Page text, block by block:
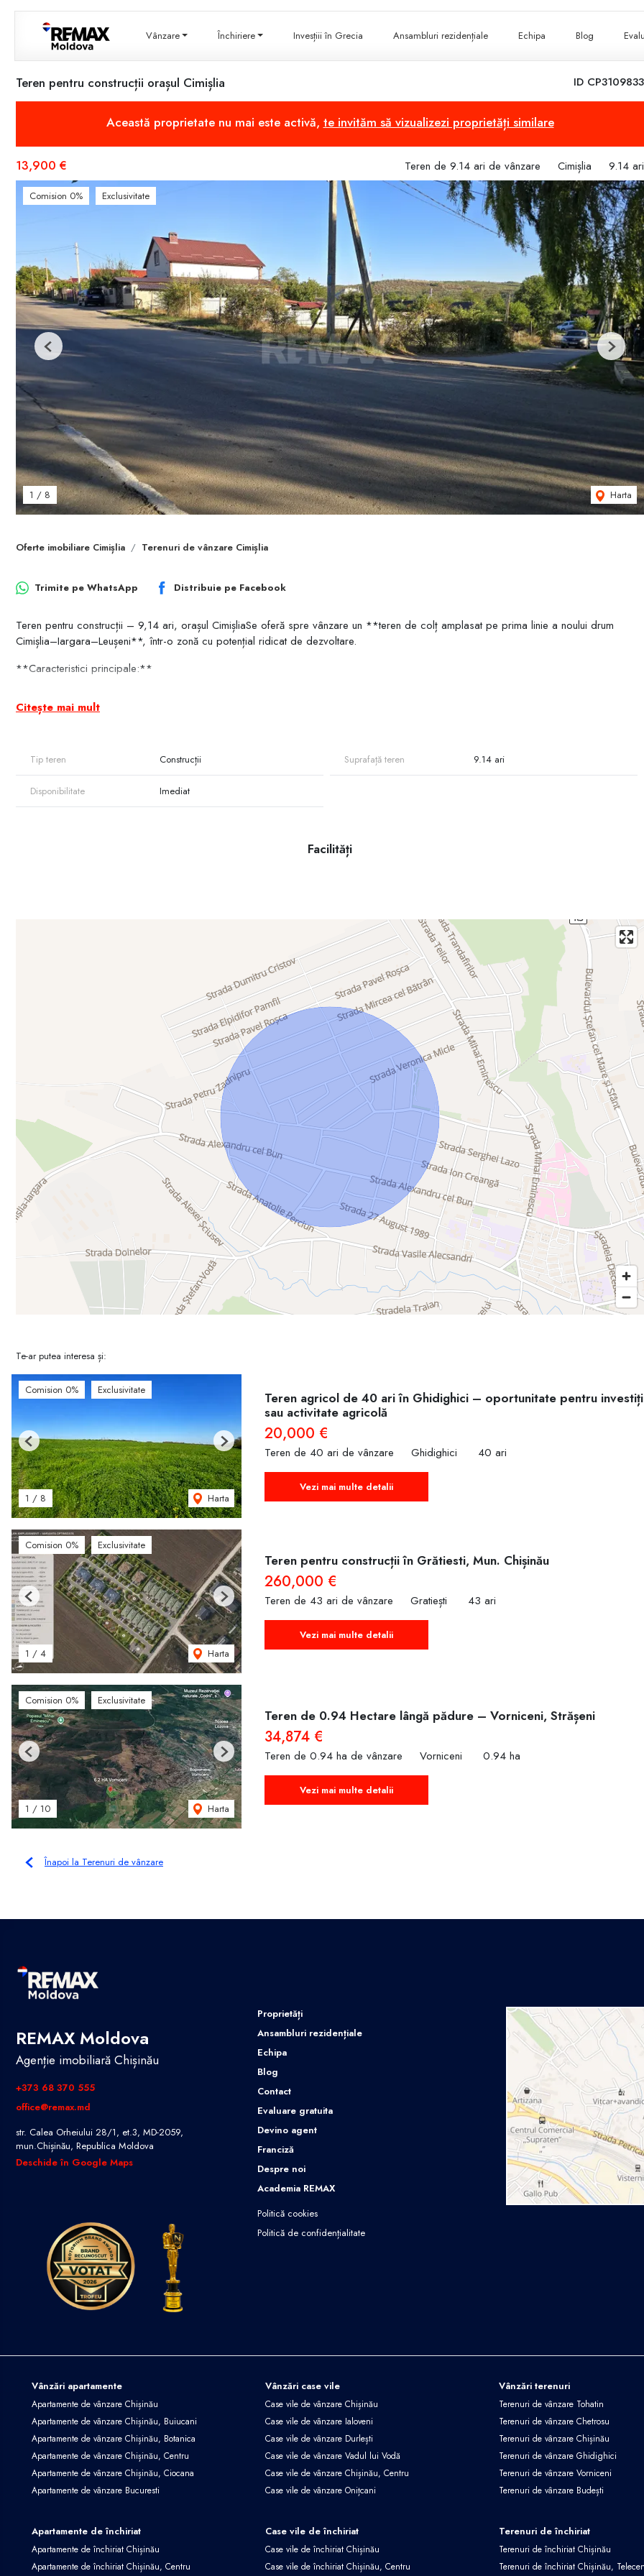
Vânzare Închiriere Invesțiii în Grecia Ansambluri rezidențiale Echipa Blog
ID CP3109833
Teren pentru construcții orașul Cimișlia
Această proprietate nu mai este activă, te invităm să vizualizezi proprietăți similare
13,900 € Teren de 9.14 ari de vânzare Cimișlia 9.14 ari
Comision 0% Exclusivitate
1 / 8 Harta
Previous Next
Oferte imobiliare Cimișlia Terenuri de vânzare Cimișlia
Trimite pe WhatsApp Distribuie pe Facebook
Teren pentru construcții – 9,14 ari, orașul CimișliaSe oferă spre vânzare un **teren de colț amplasat pe prima linie a noului drum
Cimișlia–Iargara–Leușeni**, într-o zonă cu potențial ridicat de dezvoltare.
**Caracteristici principale:**
* **Proprietarul deține proiect pentru construcția unei case de locuit**
* Destinație: **teren pentru construcții**
* perfect pentru amplasarea unui **autoservice, magazin, atelier sau altă activitate de business**
* zonă în dezvoltare rapidă, cu infrastructură nouă.
Citește mai mult
Tip teren Construcții Suprafață teren 9.14 ari
Disponibilitate Imediat
Facilități
Te-ar putea interesa și:
Comision 0% Exclusivitate
1 / 8 Harta
Previous Next
Teren agricol de 40 ari în Ghidighici – oportunitate pentru
sau activitate agricolă
20,000 €
Teren de 40 ari de vânzare Ghidighici 40 ari
Vezi mai multe detalii
Comision 0% Exclusivitate
1 / 4 Harta
Previous Next
Teren pentru construcții în Grătiesti, Mun. Chișinău
260,000 €
Teren de 43 ari de vânzare Gratiești 43 ari
Vezi mai multe detalii
Comision 0% Exclusivitate
1 / 10 Harta
Previous Next
Teren de 0.94 Hectare lângă pădure – Vorniceni, Strășeni
34,874 €
Teren de 0.94 ha de vânzare Vorniceni 0.94 ha
Vezi mai multe detalii
Înapoi la Terenuri de vânzare
REMAX Moldova
Agenție imobiliară Chișinău
+373 68 370 555
office@remax.md
str. Calea Orheiului 28/1, et.3, MD-2059,
mun.Chișinău, Republica Moldova
Deschide în Google Maps
Proprietăți
Ansambluri rezidențiale
Echipa
Blog
Contact
Evaluare gratuita
Devino agent
Franciză
Despre noi
Academia REMAX
Politică cookies
Politică de confidențialitate
Vânzări apartamente
Apartamente de vânzare Chișinău
Apartamente de vânzare Chișinău, Buiucani
Apartamente de vânzare Chișinău, Botanica
Apartamente de vânzare Chișinău, Centru
Apartamente de vânzare Chișinău, Ciocana
Apartamente de vânzare Bucuresti
Vânzări case vile
Case vile de vânzare Chișinău
Case vile de vânzare Ialoveni
Case vile de vânzare Durlești
Case vile de vânzare Vadul lui Vodă
Case vile de vânzare Chișinău, Centru
Case vile de vânzare Onițcani
Vânzări terenuri
Terenuri de vânzare Tohatin
Terenuri de vânzare Chetrosu
Terenuri de vânzare Chișinău
Terenuri de vânzare Ghidighici
Terenuri de vânzare Vorniceni
Terenuri de vânzare Budești
Apartamente de închiriat
Apartamente de închiriat Chișinău
Apartamente de închiriat Chișinău, Centru
Case vile de închiriat
Case vile de închiriat Chișinău
Case vile de închiriat Chișinău, Centru
Terenuri de închiriat
Terenuri de închiriat Chișinău
Terenuri de închiriat Chișinău,